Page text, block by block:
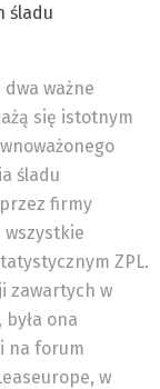
śladu
ważne
się istotnym
śladu
firmy
wszystkie
ZPL.
zawartych w
ona
na forum
w